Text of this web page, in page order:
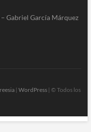
– Gabriel García Márquez
| WordPress| © Todos los